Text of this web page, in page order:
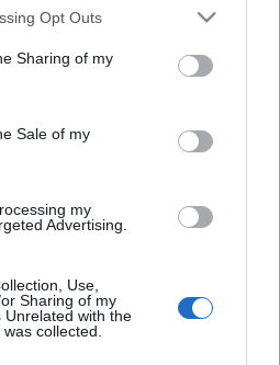
Opt Outs
Sharing of my
Sale of my
my
Advertising.
Use,
Sharing of my
Unrelated with the
collected.
la liste des futurs